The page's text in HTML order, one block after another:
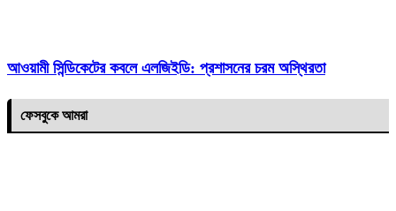
‎আওয়ামী সিন্ডিকেটের কবলে এলজিইডি: প্রশাসনের চরম অস্থিরতা
ফেসবুকে আমরা